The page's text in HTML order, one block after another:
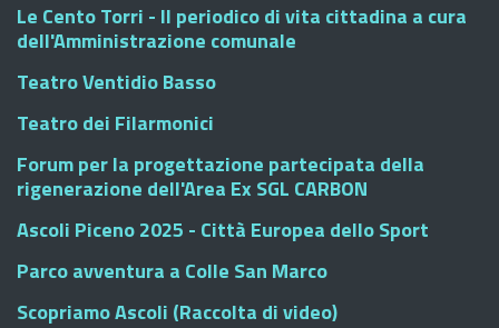
Le Cento Torri - Il periodico di vita cittadina a cura
dell'Amministrazione comunale
Teatro Ventidio Basso
Teatro dei Filarmonici
Forum per la progettazione partecipata della
rigenerazione dell'Area Ex SGL CARBON
Ascoli Piceno 2025 - Città Europea dello Sport
Parco avventura a Colle San Marco
Scopriamo Ascoli (Raccolta di video)